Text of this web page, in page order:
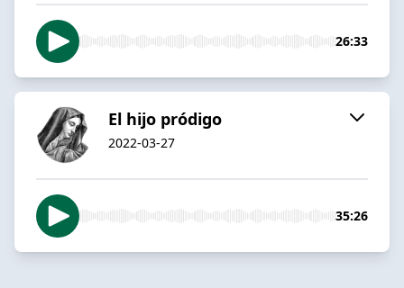
26:33
El hijo pródigo
2022-03-27
35:26